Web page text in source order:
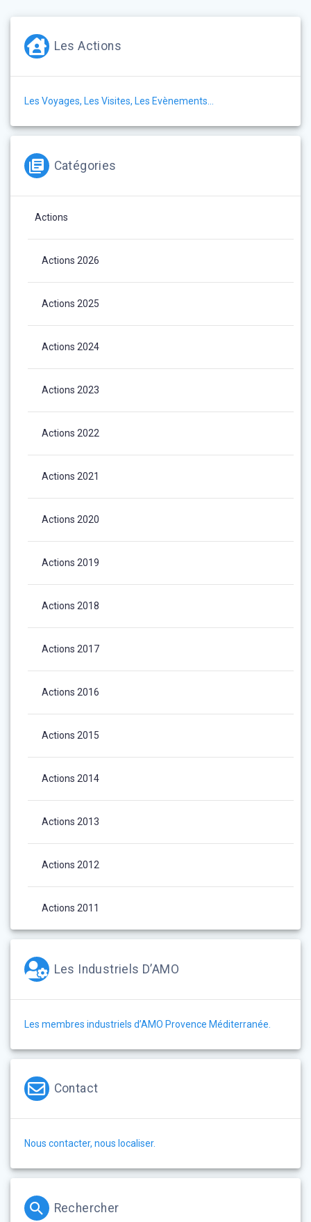
Les Actions
Les Voyages, Les Visites, Les Evènements…
Catégories
Actions
Actions 2026
Actions 2025
Actions 2024
Actions 2023
Actions 2022
Actions 2021
Actions 2020
Actions 2019
Actions 2018
Actions 2017
Actions 2016
Actions 2015
Actions 2014
Actions 2013
Actions 2012
Actions 2011
Les Industriels D’AMO
Les membres industriels d’AMO Provence Méditerranée.
Contact
Nous contacter, nous localiser.
Rechercher